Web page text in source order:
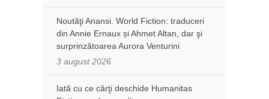
Noutăţi Anansi. World Fiction: traduceri
din Annie Ernaux și Ahmet Altan, dar şi
surprinzătoarea Aurora Venturini
3 august 2026
Iată cu ce cărţi deschide Humanitas